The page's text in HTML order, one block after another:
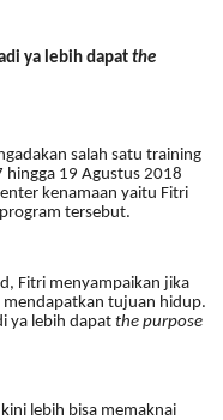
ya lebih dapatthe
salah satu training
hingga 19 Agustus 2018
kenamaan yaitu Fitri
tersebut.
Fitri menyampaikan jika
tujuan hidup.
ya lebih dapat the purpose
lebih bisa memaknai